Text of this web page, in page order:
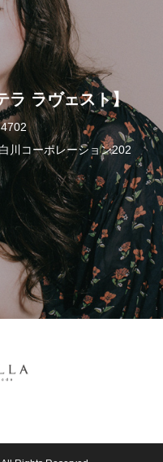
ラ ラヴェスト】
川コーポレーション202